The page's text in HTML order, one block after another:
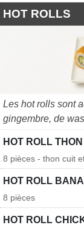
HOT ROLLS
Les hot rolls sont
gingembre, de
HOT ROLL
8 pièces - thon cuit
HOT ROLL
8 pièces
HOT ROLL